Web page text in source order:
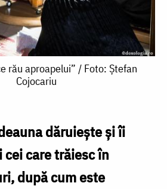
rău aproapelui​” / Foto: Ștefan
Cojocariu
dăruiește și îi
care trăiesc în
după cum este